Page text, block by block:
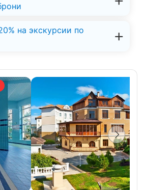
на экскурсии по